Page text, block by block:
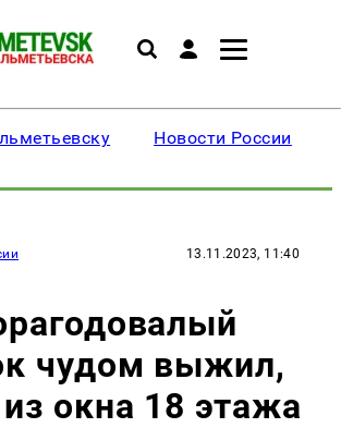
Новости России
13.11.2023, 11:40
чудом выжил,
окна 18 этажа